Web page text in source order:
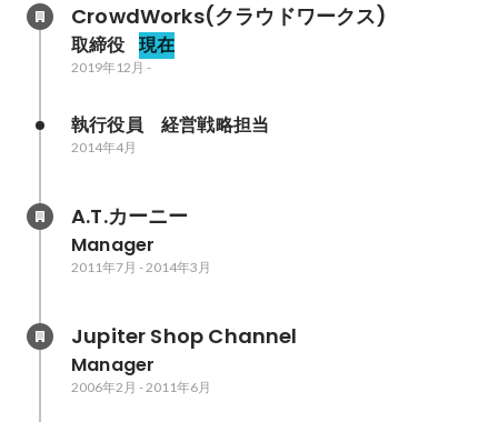
CrowdWorks(クラウドワークス)
取締役 現在
2019年12月 -
執行役員　経営戦略担当
2014年4月
A.T.カーニー
Manager
2011年7月 - 2014年3月
Jupiter Shop Channel
Manager
2006年2月 - 2011年6月